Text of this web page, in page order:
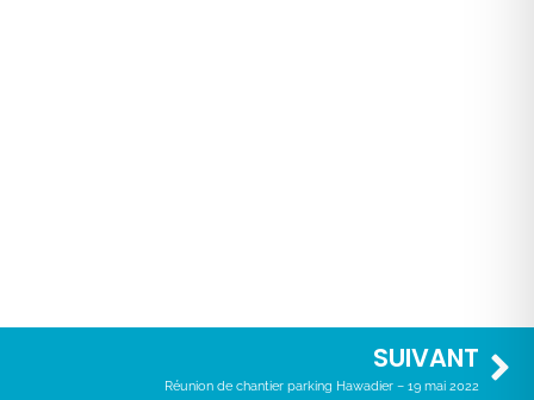
SUIVANT
Réunion de chantier parking Hawadier – 19 mai 2022